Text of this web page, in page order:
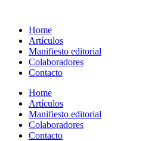
Home
Artículos
Manifiesto editorial
Colaboradores
Contacto
Home
Artículos
Manifiesto editorial
Colaboradores
Contacto